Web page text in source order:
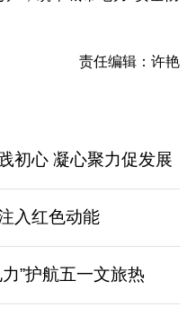
责任编辑：许艳
初心 凝心聚力促发展
入红色动能
”护航五一文旅热